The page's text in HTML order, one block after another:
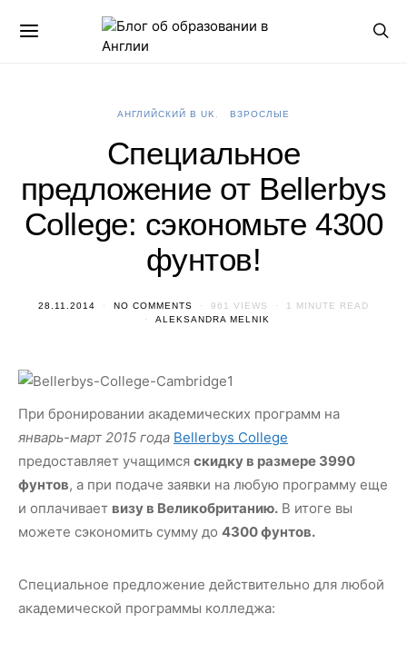
АНГЛИЙСКИЙ В UK ВЗРОСЛЫЕ
Специальное
предложение от Bellerbys
College: сэкономьте 4300
фунтов!
28.11.2014 NO COMMENTS 961 VIEWS
1 MINUTE READ
ALEKSANDRA MELNIK
При бронировании академических программ на
январь-март 2015 года Bellerbys College
предоставляет учащимся скидку в размере 3990
фунтов, а при подаче заявки на любую программу еще
и оплачивает визу в Великобританию. В итоге вы
можете сэкономить сумму до 4300 фунтов.
Специальное предложение действительно для любой
академической программы колледжа: